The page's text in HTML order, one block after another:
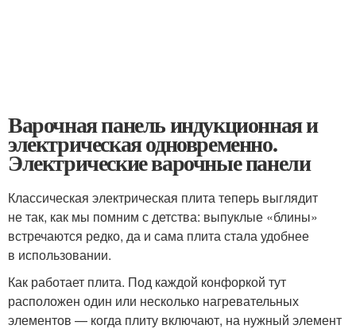
Варочная панель индукционная и
электрическая одновременно.
Электрические варочные панели
Классическая электрическая плита теперь выглядит
не так, как мы помним с детства: выпуклые «блины»
встречаются редко, да и сама плита стала удобнее
в использовании.
Как работает плита. Под каждой конфоркой тут
расположен один или несколько нагревательных
элементов — когда плиту включают, на нужный элемент